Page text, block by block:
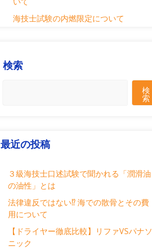
海技士試験の内燃限定について
検索
検
索
最近の投稿
３級海技士口述試験で聞かれる「潤滑油
の油性」とは
法律違反ではない⁉ 海での散骨とその費
用について
【ドライヤー徹底比較】リファVSパナソ
ニック